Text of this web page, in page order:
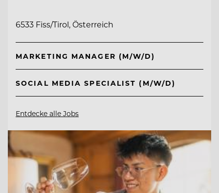
6533 Fiss/Tirol, Österreich
MARKETING MANAGER (M/W/D)
SOCIAL MEDIA SPECIALIST (M/W/D)
Entdecke alle Jobs